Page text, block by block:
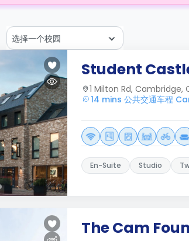
选择一个校园
Student
1 Milton Rd, Cambridge,
14 mins 公共交通车程
En-Suite Studio
The Cam